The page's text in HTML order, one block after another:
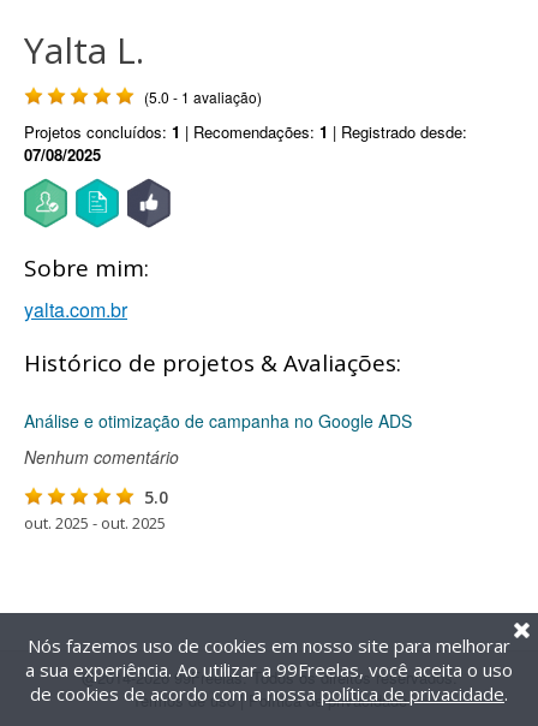
Yalta L.
(5.0 - 1 avaliação)
Projetos concluídos: 1 | Recomendações: 1 | Registrado desde:
07/08/2025
Sobre mim:
yalta.com.br
Histórico de projetos & Avaliações:
Análise e otimização de campanha no Google ADS
Nenhum comentário
5.0
out. 2025 - out. 2025
@2014-2026 99Freelas. Todos os direitos reservados.
Termos de uso| Política de privacidade
Nós fazemos uso de cookies em nosso site para melhorar
a sua experiência. Ao utilizar a 99Freelas, você aceita o uso
de cookies de acordo com a nossa política de privacidade.